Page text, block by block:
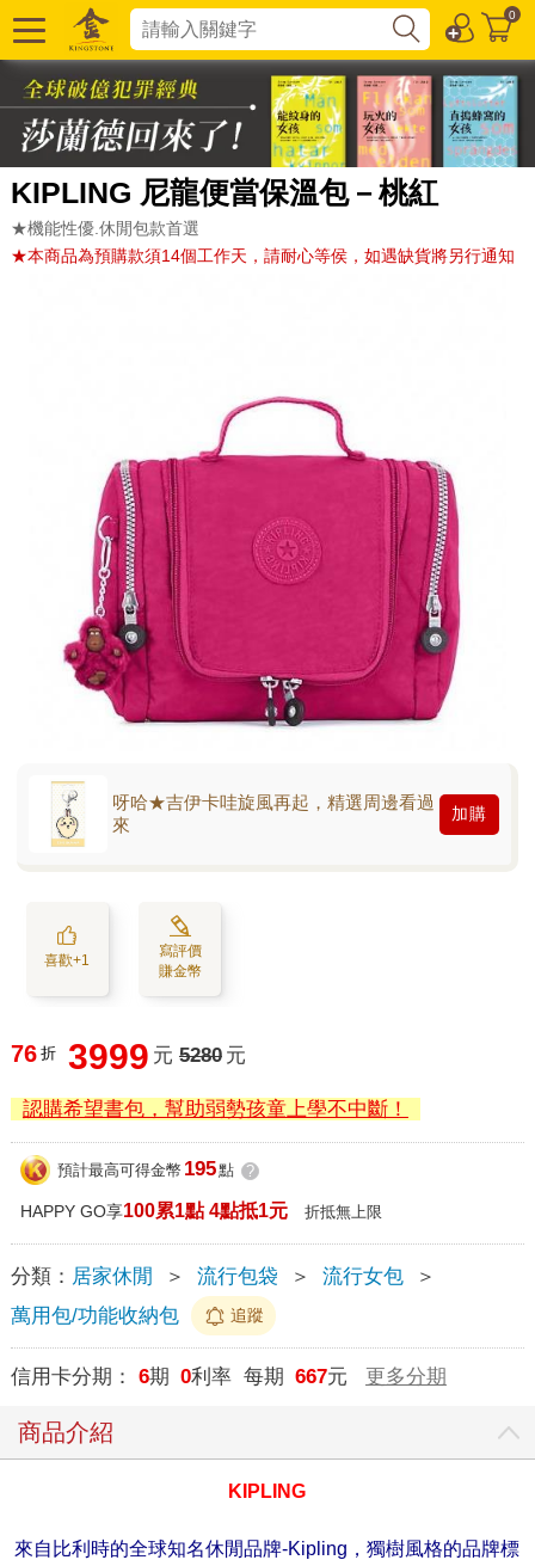
0
KIPLING 尼龍便當保溫包－桃紅
★機能性優.休閒包款首選
★本商品為預購款須14個工作天，請耐心等侯，如遇缺貨將另行通知
呀哈★吉伊卡哇旋風再起，精選周邊看過
來
加購
喜歡+1
寫評價
賺金幣
76 折 3999 元 5280 元
認購希望書包，幫助弱勢孩童上學不中斷！
預計最高可得金幣 195點 ?
HAPPY GO享100累1點 4點抵1元 折抵無上限
分類： 居家休閒 ＞ 流行包袋 ＞ 流行女包
＞
萬用包/功能收納包
追蹤
信用卡分期： 6期 0利率 每期 667元 更多分期
商品介紹
KIPLING
來自比利時的全球知名休閒品牌-Kipling，獨樹風格的品牌標